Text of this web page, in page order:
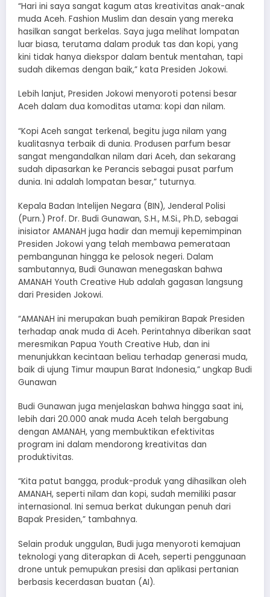
“Hari ini saya sangat kagum atas kreativitas anak-anak
muda Aceh. Fashion Muslim dan desain yang mereka
hasilkan sangat berkelas. Saya juga melihat lompatan
luar biasa, terutama dalam produk tas dan kopi, yang
kini tidak hanya diekspor dalam bentuk mentahan, tapi
sudah dikemas dengan baik,” kata Presiden Jokowi.
Lebih lanjut, Presiden Jokowi menyoroti potensi besar
Aceh dalam dua komoditas utama: kopi dan nilam.
“Kopi Aceh sangat terkenal, begitu juga nilam yang
kualitasnya terbaik di dunia. Produsen parfum besar
sangat mengandalkan nilam dari Aceh, dan sekarang
sudah dipasarkan ke Perancis sebagai pusat parfum
dunia. Ini adalah lompatan besar,” tuturnya.
Kepala Badan Intelijen Negara (BIN), Jenderal Polisi
(Purn.) Prof. Dr. Budi Gunawan, S.H., M.Si., Ph.D, sebagai
inisiator AMANAH juga hadir dan memuji kepemimpinan
Presiden Jokowi yang telah membawa pemerataan
pembangunan hingga ke pelosok negeri. Dalam
sambutannya, Budi Gunawan menegaskan bahwa
AMANAH Youth Creative Hub adalah gagasan langsung
dari Presiden Jokowi.
“AMANAH ini merupakan buah pemikiran Bapak Presiden
terhadap anak muda di Aceh. Perintahnya diberikan saat
meresmikan Papua Youth Creative Hub, dan ini
menunjukkan kecintaan beliau terhadap generasi muda,
baik di ujung Timur maupun Barat Indonesia,” ungkap Budi
Gunawan
Budi Gunawan juga menjelaskan bahwa hingga saat ini,
lebih dari 20.000 anak muda Aceh telah bergabung
dengan AMANAH, yang membuktikan efektivitas
program ini dalam mendorong kreativitas dan
produktivitas.
“Kita patut bangga, produk-produk yang dihasilkan oleh
AMANAH, seperti nilam dan kopi, sudah memiliki pasar
internasional. Ini semua berkat dukungan penuh dari
Bapak Presiden,” tambahnya.
Selain produk unggulan, Budi juga menyoroti kemajuan
teknologi yang diterapkan di Aceh, seperti penggunaan
drone untuk pemupukan presisi dan aplikasi pertanian
berbasis kecerdasan buatan (AI).